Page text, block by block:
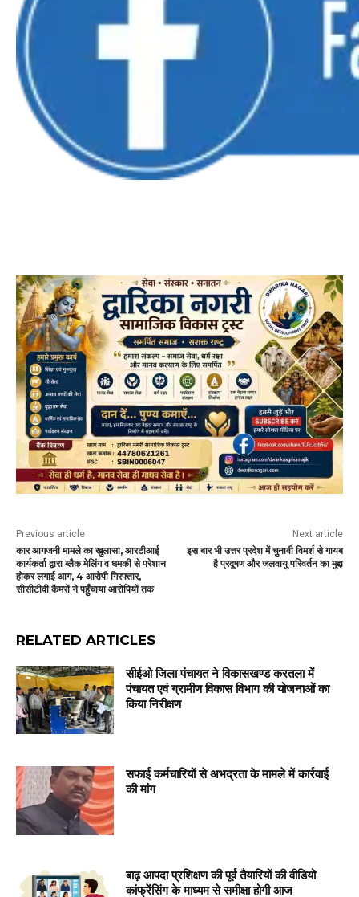
Previous article
कार आगजनी मामले का खुलासा, आरटीआई
कार्यकर्ता द्वारा ब्लैक मेलिंग व धमकी से परेशान
होकर लगाई आग, 4 आरोपी गिरफ्तार,
सीसीटीवी कैमरों ने पहुँचाया आरोपियों तक
Next article
इस बार भी उत्तर प्रदेश में चुनावी विमर्श से गायब
है प्रदूषण और जलवायु परिवर्तन का मुद्दा
RELATED ARTICLES
सीईओ जिला पंचायत ने विकासखण्ड करतला में
पंचायत एवं ग्रामीण विकास विभाग की योजनाओं का
किया निरीक्षण
सफाई कर्मचारियों से अभद्रता के मामले में कार्रवाई
की मांग
बाढ़ आपदा प्रशिक्षण की पूर्व तैयारियों की वीडियो
कांफ्रेंसिंग के माध्यम से समीक्षा होगी आज